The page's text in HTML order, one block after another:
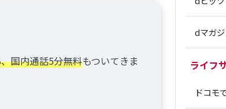
国内通話5分無料もついてきま
dマガ
ライフ
ドコモ